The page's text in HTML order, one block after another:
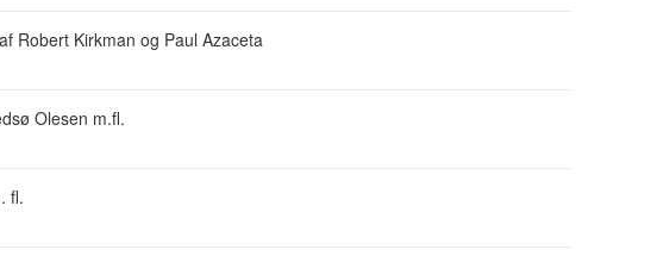
Robert Kirkman og Paul Azaceta
Olesen m.fl.
fl.